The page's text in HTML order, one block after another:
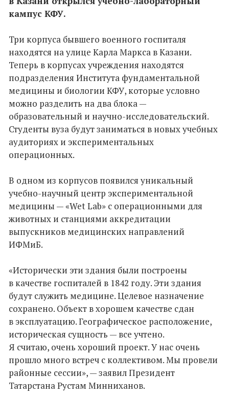
кампус КФУ.
Три корпуса бывшего военного госпиталя
находятся на улице Карла Маркса в Казани.
Теперь в корпусах учреждения находятся
подразделения Института фундаментальной
медицины и биологии КФУ, которые условно
можно разделить на два блока —
образовательный и научно-исследовательский.
Студенты вуза будут заниматься в новых учебных
аудиториях и экспериментальных
операционных.
В одном из корпусов появился уникальный
учебно-научный центр экспериментальной
медицины — «Wet Lab» с операционными для
животных и станциями аккредитации
выпускников медицинских направлений
ИФМиБ.
«Исторически эти здания были построены
в качестве госпиталей в 1842 году. Эти здания
будут служить медицине. Целевое назначение
сохранено. Объект в хорошем качестве сдан
в эксплуатацию. Географическое расположение,
историческая сущность — все учтено.
Я считаю, очень хороший проект. У нас очень
прошло много встреч с коллективом. Мы провели
районные сессии», — заявил Президент
Татарстана Рустам Минниханов.